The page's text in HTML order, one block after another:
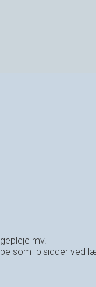
mv.
som bisidder ved